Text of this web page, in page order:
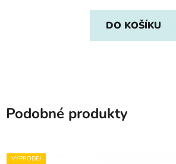
DO KOŠÍKU
Podobné produkty
VÝPRODEJ